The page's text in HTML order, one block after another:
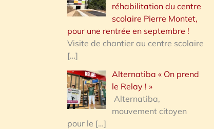
réhabilitation du centre
scolaire Pierre Montet,
pour une rentrée en septembre !
Visite de chantier au centre scolaire
[…]
Alternatiba « On prend
le Relay ! »
Alternatiba,
mouvement citoyen
pour le […]